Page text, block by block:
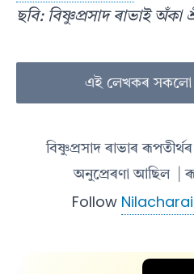
ছবি: বিষ্ণুপ্ৰসাদ ৰাভাই অঁকা
এই লেখকৰ সকলো
বিষ্ণুপ্ৰসাদ ৰাভাৰ ৰূপতীৰ্থৰ
অনুপ্ৰেৰণা আছিল
|
Follow